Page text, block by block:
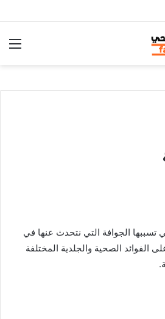
تسببها الجوافة التي نتحدث عنها في
الفوائد الصحية والجلدية المختلفة